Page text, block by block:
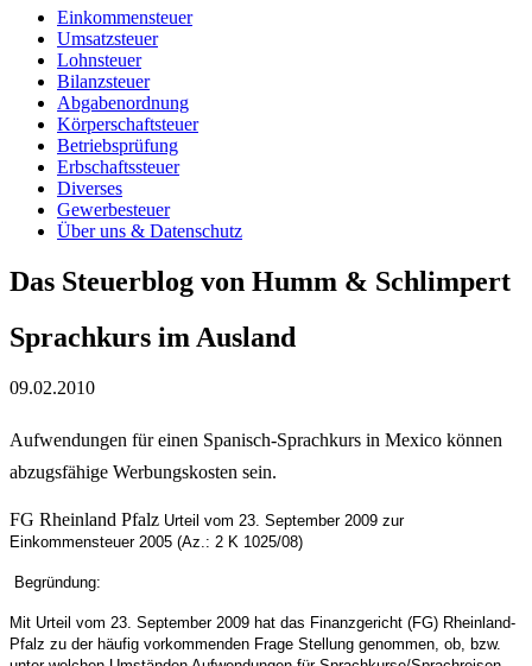
Einkommensteuer
Umsatzsteuer
Lohnsteuer
Bilanzsteuer
Abgabenordnung
Körperschaftsteuer
Betriebsprüfung
Erbschaftssteuer
Diverses
Gewerbesteuer
Über uns & Datenschutz
Das Steuerblog von Humm & Schlimpert
Sprachkurs im Ausland
09.02.2010
Aufwendungen für einen Spanisch-Sprachkurs in Mexico können
abzugsfähige Werbungskosten sein.
FG Rheinland Pfalz Urteil vom 23. September 2009 zur
Einkommensteuer 2005 (Az.: 2 K 1025/08)
Begründung:
Mit Urteil vom 23. September 2009 hat das Finanzgericht (FG) Rheinland-
Pfalz zu der häufig vorkommenden Frage Stellung genommen, ob, bzw.